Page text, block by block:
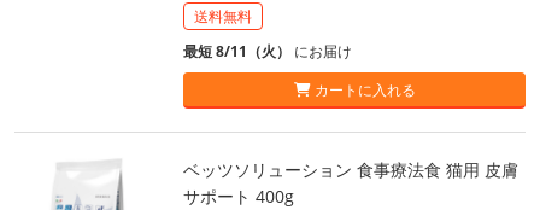
送料無料
最短 8/11（火） にお届け
カートに入れる
ベッツソリューション 食事療法食 猫用 皮膚
サポート 400g